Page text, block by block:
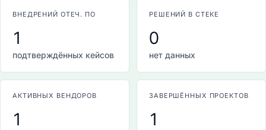
ВНЕДРЕНИЙ ОТЕЧ. ПО
1
подтверждённых кейсов
РЕШЕНИЙ В СТЕКЕ
0
нет данных
АКТИВНЫХ ВЕНДОРОВ
1
ЗАВЕРШЁННЫХ ПРОЕКТОВ
1